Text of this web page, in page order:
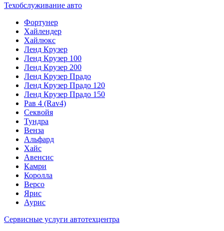
Техобслуживание авто
Фортунер
Хайлендер
Хайлюкс
Ленд Крузер
Ленд Крузер 100
Ленд Крузер 200
Ленд Крузер Прадо
Ленд Крузер Прадо 120
Ленд Крузер Прадо 150
Рав 4 (Rav4)
Секвойя
Тундра
Венза
Альфард
Хайс
Авенсис
Камри
Королла
Версо
Ярис
Аурис
Сервисные услуги автотехцентра